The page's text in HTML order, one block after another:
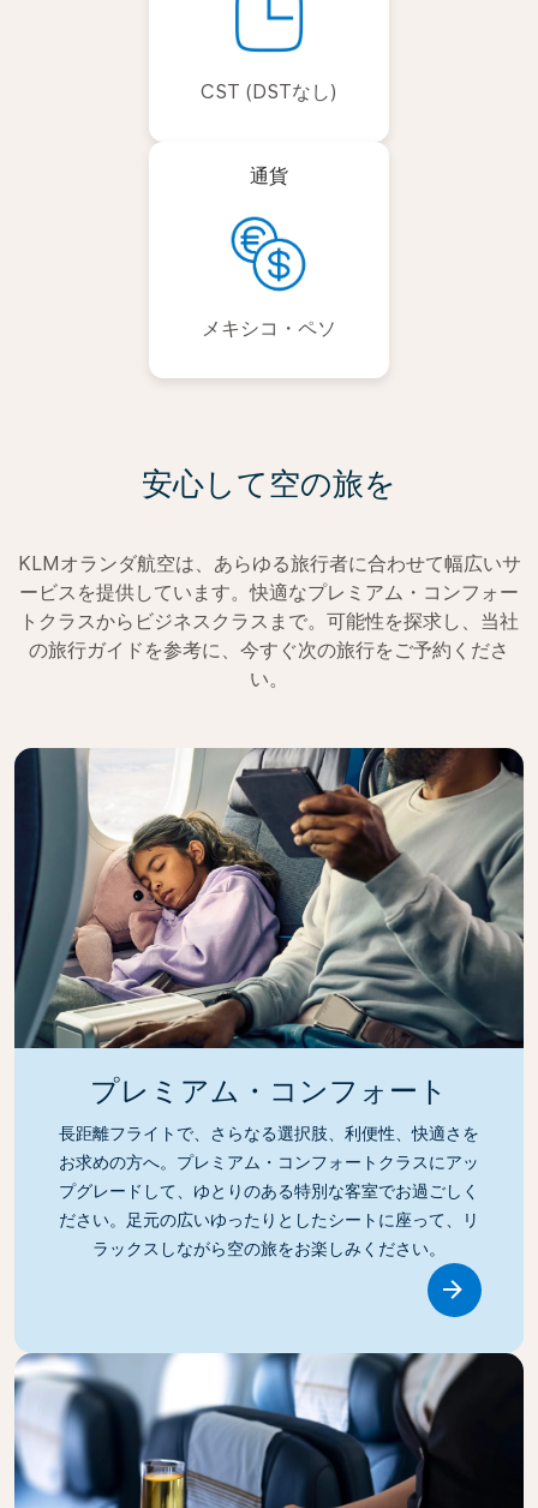
CST (DSTなし)
通貨
メキシコ・ペソ
安心して空の旅を
KLMオランダ航空は、あらゆる旅行者に合わせて幅広いサ
ービスを提供しています。快適なプレミアム・コンフォー
トクラスからビジネスクラスまで。可能性を探求し、当社
の旅行ガイドを参考に、今すぐ次の旅行をご予約くださ
い。
プレミアム・コンフォート
長距離フライトで、さらなる選択肢、利便性、快適さを
お求めの方へ。プレミアム・コンフォートクラスにアッ
プグレードして、ゆとりのある特別な客室でお過ごしく
ださい。足元の広いゆったりとしたシートに座って、リ
ラックスしながら空の旅をお楽しみください。